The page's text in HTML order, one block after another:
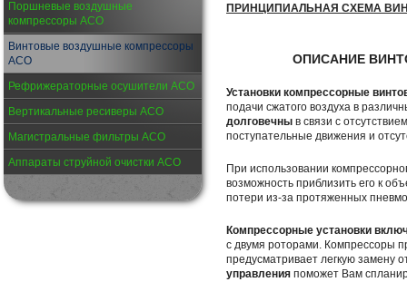
Поршневые воздушные
компрессоры АСО
Винтовые воздушные компрессоры
АСО
Рефрижераторные осушители АСО
Вертикальные ресиверы АСО
Магистральные фильтры АСО
Аппараты струйной очистки АСО
ПРИНЦИПИАЛЬНАЯ СХЕМА
ОПИСАНИЕ
Установки компрессорные
подачи сжатого воздуха в
долговечны в связи с
поступательные движения и
При использовании
возможность приблизить его к
потери из-за протяженных
Компрессорные установки
с двумя роторами. Компрессоры
предусматривает легкую замену
управления поможет Вам